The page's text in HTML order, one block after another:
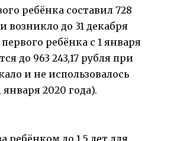
ребёнка составил 728
возникло до 31 декабря
ребёнка с 1 января
до 963 243,17 рубля при
и не использовалось
2020 года).
ребёнком до 1,5 лет для